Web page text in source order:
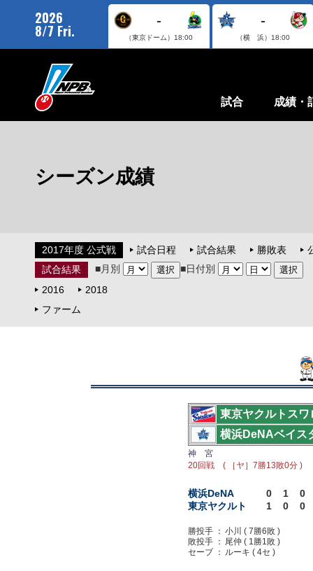
2026
8/7 Fri.
-
（東京ドーム） 18:00
-
（横 浜） 18:00
試合 成績・
シーズン成績
2017年度 公式戦 試合日程 試合結果 勝敗表
試合結果
■月別
■日付別
2016
2018
ファーム
東京ヤクルトスワ
横浜DeNAベイス
神 宮
20回戦 ( ［ヤ］7勝13敗0分 )
横浜DeNA 0 1
0
東京ヤクルト
1 0 0
勝投手 ： 小川 ( 7勝6敗 )
敗投手 ： 尾仲 ( 1勝1敗 )
セーブ ： ルーキ ( 4セ )